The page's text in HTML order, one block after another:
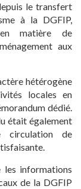
le transfert
à la DGFIP,
en matière de
aux
hétérogène
locales en
dédié.
était également
circulation de
les informations
de la DGFIP